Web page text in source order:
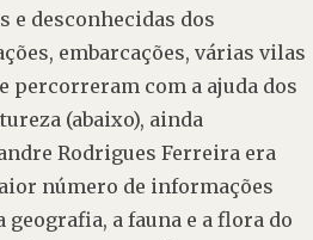
e desconhecidas dos
embarcações, várias vilas
percorreram com a ajuda dos
(abaixo), ainda
Rodrigues Ferreira era
número de informações
a fauna e a flora do